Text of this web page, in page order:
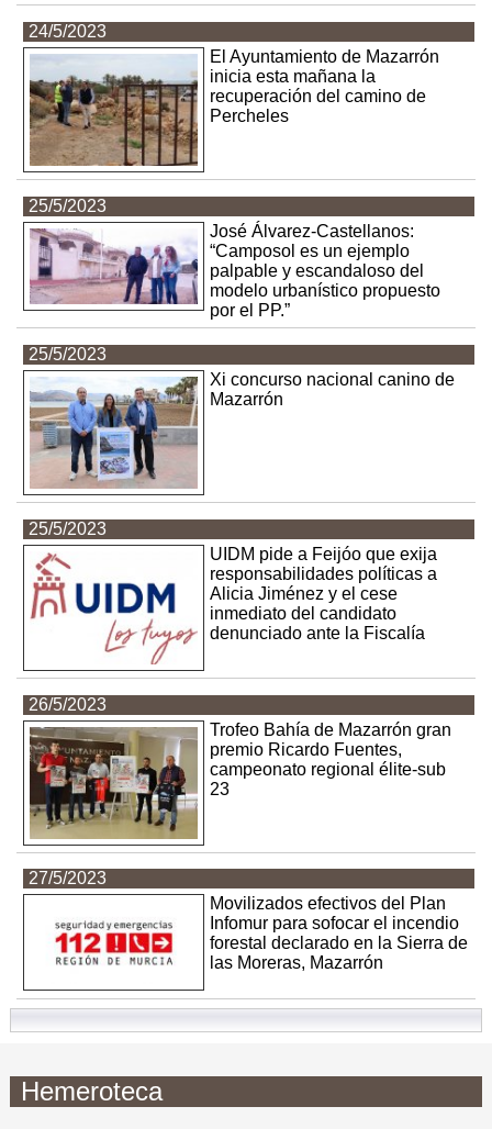
24/5/2023
El Ayuntamiento de Mazarrón
inicia esta mañana la
recuperación del camino de
Percheles
25/5/2023
José Álvarez-Castellanos:
“Camposol es un ejemplo
palpable y escandaloso del
modelo urbanístico propuesto
por el PP.”
25/5/2023
Xi concurso nacional canino de
Mazarrón
25/5/2023
UIDM pide a Feijóo que exija
responsabilidades políticas a
Alicia Jiménez y el cese
inmediato del candidato
denunciado ante la Fiscalía
26/5/2023
Trofeo Bahía de Mazarrón gran
premio Ricardo Fuentes,
campeonato regional élite-sub
23
27/5/2023
Movilizados efectivos del Plan
Infomur para sofocar el incendio
forestal declarado en la Sierra de
las Moreras, Mazarrón
Hemeroteca